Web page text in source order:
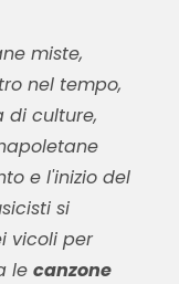
miste,
nel tempo,
di culture,
e l'inizio del
si
vicoli per
le canzone